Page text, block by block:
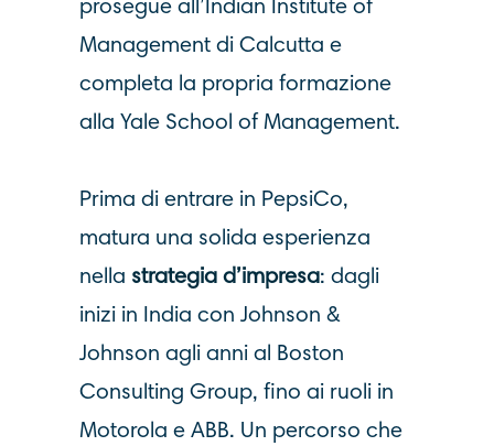
prosegue all’Indian Institute of
Management di Calcutta e
completa la propria formazione
alla Yale School of Management.
Prima di entrare in PepsiCo,
matura una solida esperienza
nella strategia d’impresa: dagli
inizi in India con Johnson &
Johnson agli anni al Boston
Consulting Group, fino ai ruoli in
Motorola e ABB. Un percorso che